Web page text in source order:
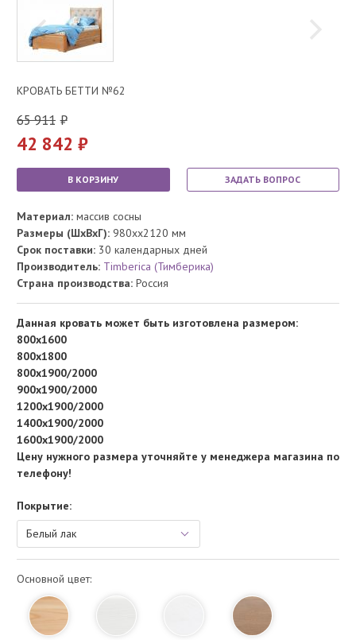
КРОВАТЬ БЕТТИ №62
65 911
42 842
В КОРЗИНУ ЗАДАТЬ ВОПРОС
Материал: массив сосны
Размеры (ШхВхГ): 980xx2120 мм
Срок поставки: 30 календарных дней
Производитель: Timberica (Тимберика)
Страна производства: Россия
Данная кровать может быть изготовлена размером:
800х1600
800х1800
800х1900/2000
900х1900/2000
1200х1900/2000
1400х1900/2000
1600х1900/2000
Цену нужного размера уточняйте у менеджера магазина по
телефону!
Покрытие:
Основной цвет: